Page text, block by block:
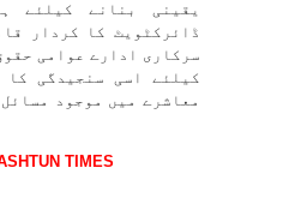
یقینی بنانے کیلئے
ڈائرکٹویٹ کا کردار
سرکاری ادارے عوامی
کیلئے اسی سنجیدگی
معاشرے میں موجود
TIMES